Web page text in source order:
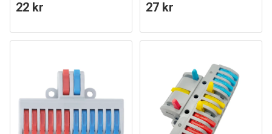
22 kr 27 kr